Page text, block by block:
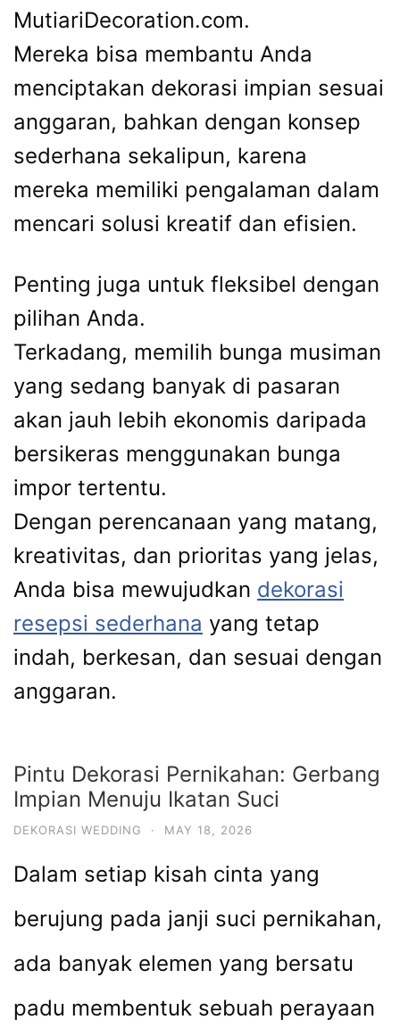
MutiariDecoration.com.
Mereka bisa membantu Anda
menciptakan dekorasi impian sesuai
anggaran, bahkan dengan konsep
sederhana sekalipun, karena
mereka memiliki pengalaman dalam
mencari solusi kreatif dan efisien.
Penting juga untuk fleksibel dengan
pilihan Anda.
Terkadang, memilih bunga musiman
yang sedang banyak di pasaran
akan jauh lebih ekonomis daripada
bersikeras menggunakan bunga
impor tertentu.
Dengan perencanaan yang matang,
kreativitas, dan prioritas yang jelas,
Anda bisa mewujudkan dekorasi
resepsi sederhana yang tetap
indah, berkesan, dan sesuai dengan
anggaran.
Pintu Dekorasi Pernikahan: Gerbang
Impian Menuju Ikatan Suci
DEKORASI WEDDING · MAY 18, 2026
Dalam setiap kisah cinta yang
berujung pada janji suci pernikahan,
ada banyak elemen yang bersatu
padu membentuk sebuah perayaan